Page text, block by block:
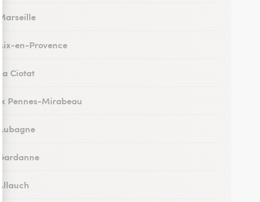
en-Provence
Ciotat
Pennes-Mirabeau